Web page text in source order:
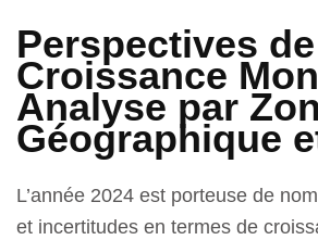
Perspectives de
Croissance
Analyse par
Géographique
L’année 2024 est porteuse de
et incertitudes en termes de